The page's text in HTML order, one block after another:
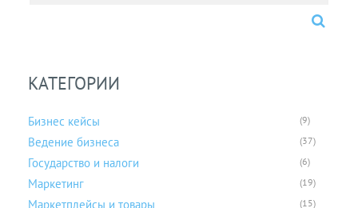
КАТЕГОРИИ
Бизнес кейсы (9)
Ведение бизнеса (37)
Государство и налоги (6)
Маркетинг (19)
Маркетплейсы и товары (15)